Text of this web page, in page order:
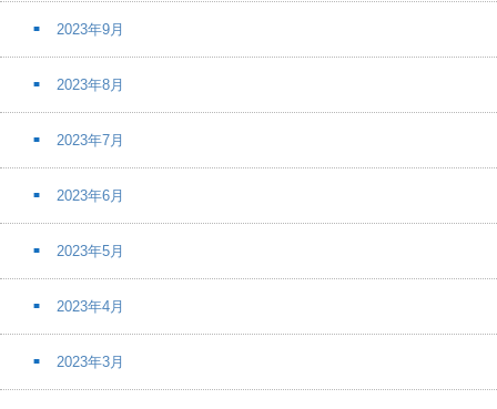
2023年9月
2023年8月
2023年7月
2023年6月
2023年5月
2023年4月
2023年3月